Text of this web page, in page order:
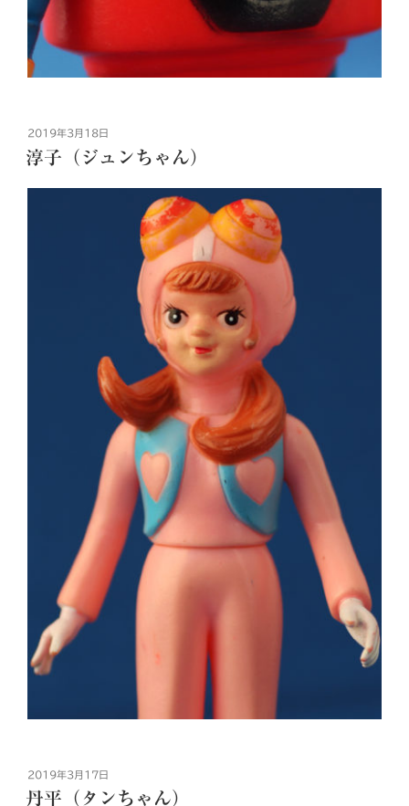
投
稿
日:
2019年3月18日
淳子（ジュンちゃん）
投
稿
2019年3月17日
丹平（タンちゃん）